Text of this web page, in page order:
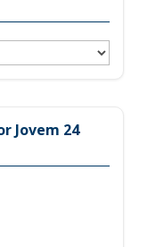
Jovem 24